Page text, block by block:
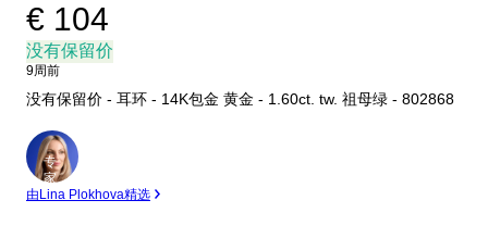
€ 104
没有保留价
9周前
没有保留价 - 耳环 - 14K包金 黄金 - 1.60ct. tw. 祖母绿 - 802868
专
家
由Lina Plokhova精选